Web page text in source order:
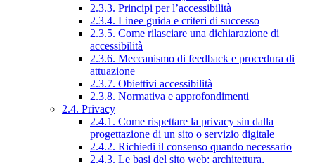
2.3.3. Principi per l’accessibilità
2.3.4. Linee guida e criteri di successo
2.3.5. Come rilasciare una dichiarazione di
accessibilità
2.3.6. Meccanismo di feedback e procedura di
attuazione
2.3.7. Obiettivi accessibilità
2.3.8. Normativa e approfondimenti
2.4. Privacy
2.4.1. Come rispettare la privacy sin dalla
progettazione di un sito o servizio digitale
2.4.2. Richiedi il consenso quando necessario
2.4.3. Le basi del sito web: architettura,